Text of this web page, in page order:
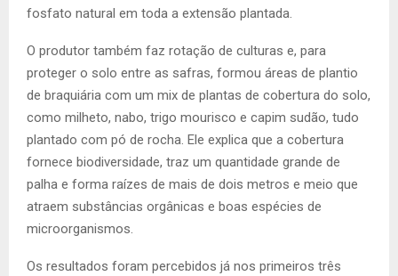
fosfato natural em toda a extensão plantada.
O produtor também faz rotação de culturas e, para
proteger o solo entre as safras, formou áreas de plantio
de braquiária com um mix de plantas de cobertura do solo,
como milheto, nabo, trigo mourisco e capim sudão, tudo
plantado com pó de rocha. Ele explica que a cobertura
fornece biodiversidade, traz um quantidade grande de
palha e forma raízes de mais de dois metros e meio que
atraem substâncias orgânicas e boas espécies de
microorganismos.
Os resultados foram percebidos já nos primeiros três